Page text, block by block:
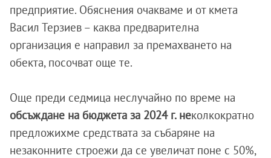
предприятие. Обяснения очакваме и от кмета
Васил Терзиев – каква предварителна
организация е направил за премахването на
обекта, посочват още те.
Още преди седмица неслучайно по време на
обсъждане на бюджета за 2024 г. неколкократно
предложихме средствата за събаряне на
незаконните строежи да се увеличат поне с 50%,